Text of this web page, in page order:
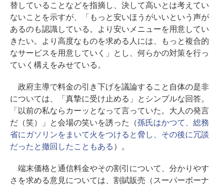
替していることなどを指摘し、決して高いとは考えてい
ないことを示すが、「もっと安いほうがいいという声が
あるのも認識している。より安いメニューを用意してい
きたい。より高度なものを求める人には、もっと複合的
なサービスを用意していく」とし、何らかの対策を行っ
ていく構えをみせている。
政府主導で料金の引き下げを議論すること自体の是非
については、「真摯に受け止める」とシンプルな回答。
「以前の私ならカーッとなって言っていた。大人の発言
だ（笑）」と会場の笑いを誘った（孫氏はかつて、総務
省にガソリンをまいて火をつけると脅し、その後に冗談
だったと撤回したこともある ）。
端末価格と通信料金やその割引について、分かりやす
さを求める意見については、割賦販売（スーパーボーナ